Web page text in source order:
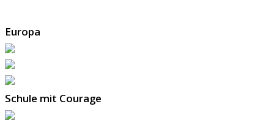
Europa
Schule mit Courage